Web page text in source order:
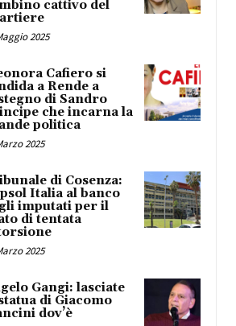
cattivo del
2025
Cafiero si
a Rende a
di Sandro
che incarna la
politica
2025
di Cosenza:
Italia al banco
imputati per il
di tentata
2025
Gangi: lasciate
di Giacomo
dov’è